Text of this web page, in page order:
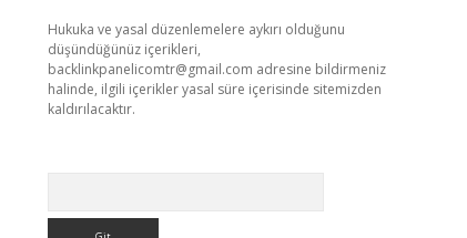
Hukuka ve yasal düzenlemelere aykırı olduğunu
düşündüğünüz içerikleri,
backlinkpanelicomtr@gmail.com adresine bildirmeniz
halinde, ilgili içerikler yasal süre içerisinde sitemizden
kaldırılacaktır.